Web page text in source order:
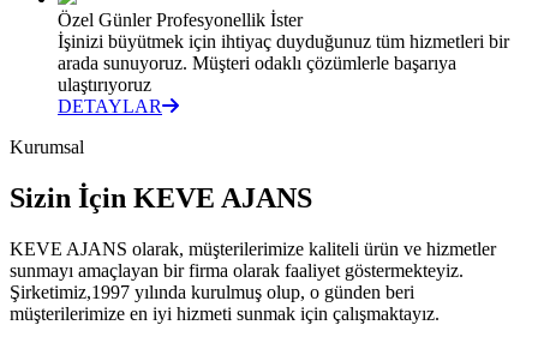
Özel Günler Profesyonellik İster
İşinizi büyütmek için ihtiyaç duyduğunuz tüm hizmetleri bir
arada sunuyoruz. Müşteri odaklı çözümlerle başarıya
ulaştırıyoruz
DETAYLAR
Kurumsal
Sizin İçin KEVE AJANS
KEVE AJANS olarak, müşterilerimize kaliteli ürün ve hizmetler
sunmayı amaçlayan bir firma olarak faaliyet göstermekteyiz.
Şirketimiz,1997 yılında kurulmuş olup, o günden beri
müşterilerimize en iyi hizmeti sunmak için çalışmaktayız.